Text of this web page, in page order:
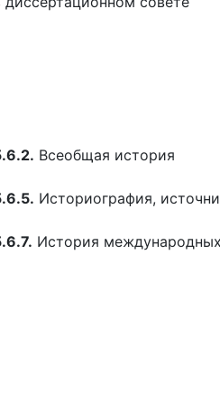
Всеобщая история
Историография,
История